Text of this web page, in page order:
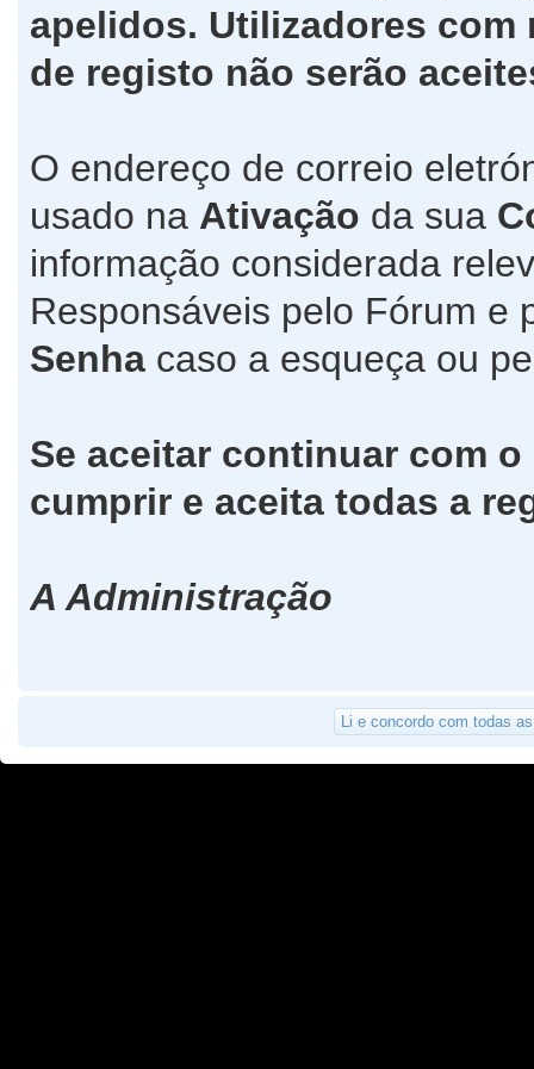
apelidos. Utilizadores
de registo não serão
O endereço de correio
usado na Ativação da sua
informação considerada
Responsáveis pelo Fórum e
Senha caso a esqueça ou
Se aceitar continuar com
cumprir e aceita todas a
A Administração